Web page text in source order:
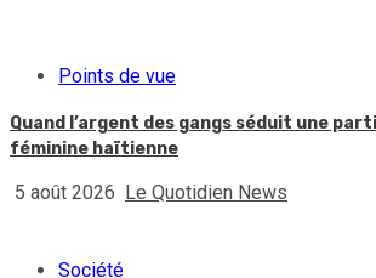
Points de vue
Quand l’argent des gangs séduit une
féminine haïtienne
5 août 2026 Le Quotidien News
Société